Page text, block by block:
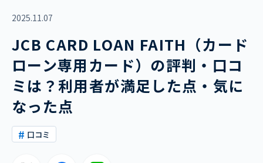
2025.11.07
JCB CARD LOAN FAITH（カード
ローン専用カード）の評判・口コ
ミは？利用者が満足した点・気に
なった点
口コミ